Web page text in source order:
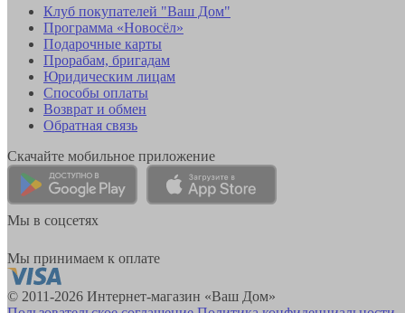
Клуб покупателей "Ваш Дом"
Программа «Новосёл»
Подарочные карты
Прорабам, бригадам
Юридическим лицам
Способы оплаты
Возврат и обмен
Обратная связь
Скачайте мобильное приложение
Мы в соцсетях
Мы принимаем к оплате
© 2011-2026 Интернет-магазин «Ваш Дом»